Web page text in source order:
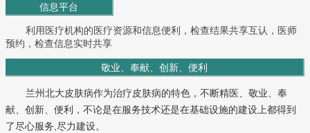
信息平台
利用医疗机构的医疗资源和信息便利，检查结果共享互认，医师
预约，检查信息实时共享
敬业、奉献、创新、便利
兰州北大皮肤病作为治疗皮肤病的特色，不断精医、敬业、奉
献、创新、便利，不论是在服务技术还是在基础设施的建设上都得到
了尽心服务,尽力建设。